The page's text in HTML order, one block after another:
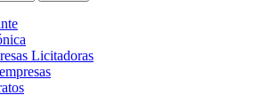
Licitadoras